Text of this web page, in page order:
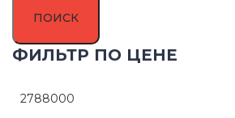
ПОИСК
ФИЛЬТР ПО ЦЕНЕ